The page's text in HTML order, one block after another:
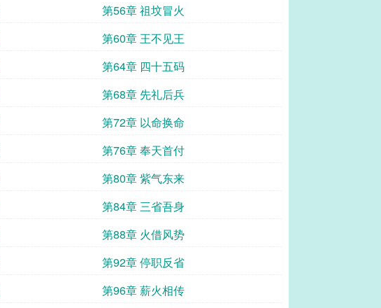
第56章 祖坟冒火
第60章 王不见王
第64章 四十五码
第68章 先礼后兵
第72章 以命换命
第76章 奉天首付
第80章 紫气东来
第84章 三省吾身
第88章 火借风势
第92章 停职反省
第96章 薪火相传